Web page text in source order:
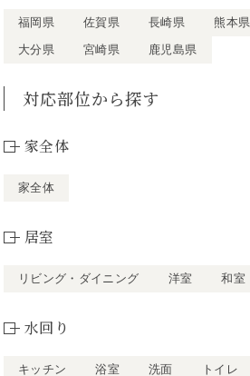
福岡県 佐賀県 長崎県
熊本県
大分県
宮崎県 鹿児島県
対応部位から探す
家全体
家全体
居室
リビング・ダイニング 洋室 和室
水回り
キッチン 浴室 洗面 トイレ